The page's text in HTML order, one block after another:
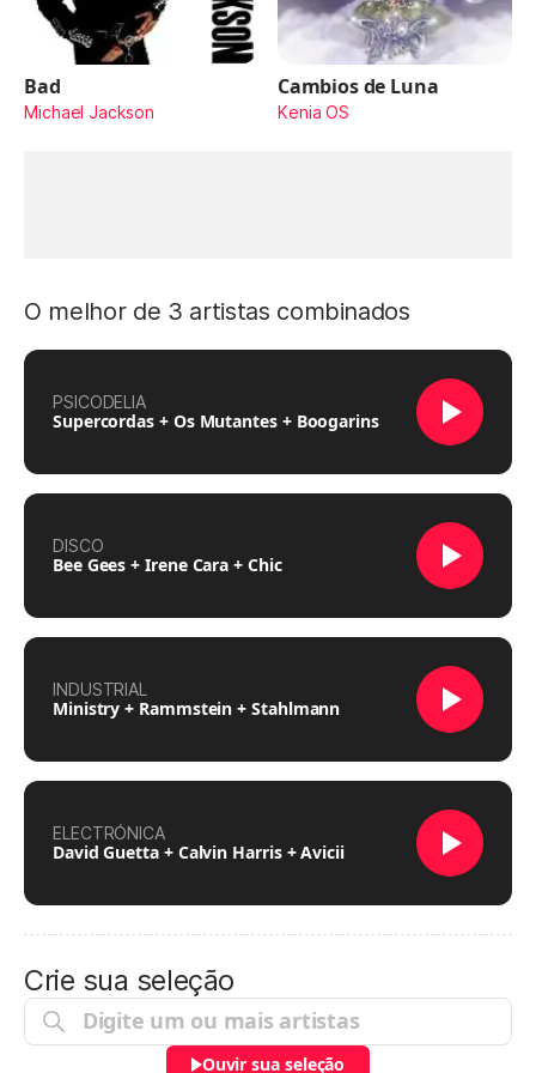
Bad
Michael Jackson
Cambios de Luna
Kenia OS
O melhor de 3 artistas combinados
PSICODELIA
Supercordas + Os Mutantes + Boogarins
DISCO
Bee Gees + Irene Cara + Chic
INDUSTRIAL
Ministry + Rammstein + Stahlmann
ELECTRÓNICA
David Guetta + Calvin Harris + Avicii
Crie sua seleção
Ouvir sua seleção